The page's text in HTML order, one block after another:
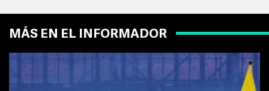
MÁS EN EL INFORMADOR